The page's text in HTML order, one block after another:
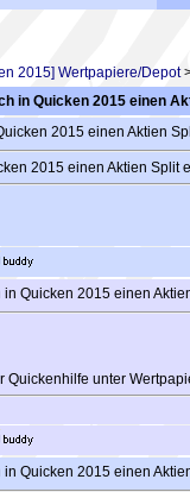
2015] Wertpapiere/Depot
in Quicken 2015 einen
2015 einen Aktien
2015 einen Aktien Split
in Quicken 2015 einen
Quickenhilfe unter
in Quicken 2015 einen